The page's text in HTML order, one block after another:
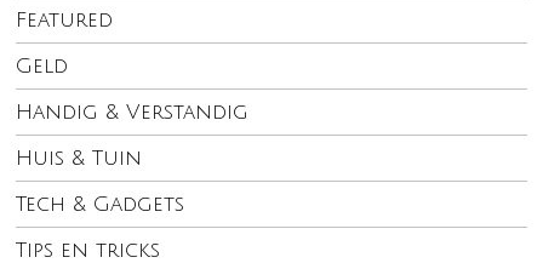
Featured
Geld
Handig & Verstandig
Huis & Tuin
Tech & Gadgets
Tips en tricks